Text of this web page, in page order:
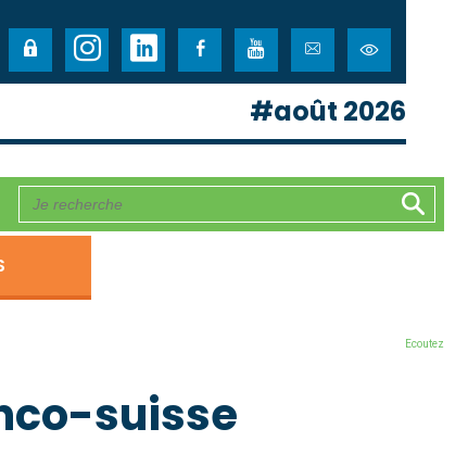
#août 2026
Ecoutez
suisse